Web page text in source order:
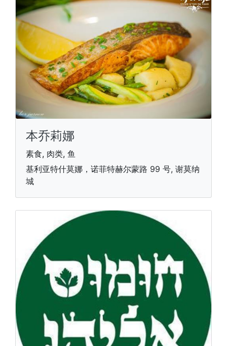
本乔莉娜
素食, 肉类, 鱼
基利亚特什莫娜，诺菲特赫尔蒙路 99 号, 谢莫纳
城